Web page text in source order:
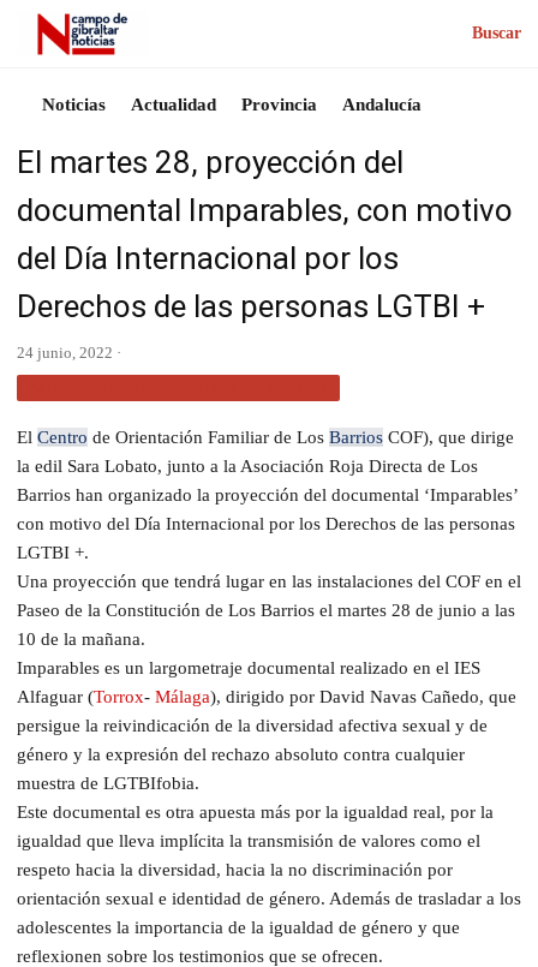
Buscar
Noticias Actualidad Provincia Andalucía
El martes 28, proyección del
documental Imparables, con motivo
del Día Internacional por los
Derechos de las personas LGTBI +
24 junio, 2022 ·
El Centro de Orientación Familiar de Los Barrios COF), que dirige
la edil Sara Lobato, junto a la Asociación Roja Directa de Los
Barrios han organizado la proyección del documental ‘Imparables’
con motivo del Día Internacional por los Derechos de las personas
LGTBI +.
Una proyección que tendrá lugar en las instalaciones del COF en el
Paseo de la Constitución de Los Barrios el martes 28 de junio a las
10 de la mañana.
Imparables es un largometraje documental realizado en el IES
Alfaguar (Torrox- Málaga), dirigido por David Navas Cañedo, que
persigue la reivindicación de la diversidad afectiva sexual y de
género y la expresión del rechazo absoluto contra cualquier
muestra de LGTBIfobia.
Este documental es otra apuesta más por la igualdad real, por la
igualdad que lleva implícita la transmisión de valores como el
respeto hacia la diversidad, hacia la no discriminación por
orientación sexual e identidad de género. Además de trasladar a los
adolescentes la importancia de la igualdad de género y que
reflexionen sobre los testimonios que se ofrecen.